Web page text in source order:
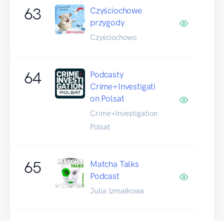
63
Czyściochowe
przygody
Czyściochowo
64
Podcasty
Crime+Investigati
on Polsat
Crime+Investigation
Polsat
65
Matcha Talks
Podcast
Julia Izmałkowa